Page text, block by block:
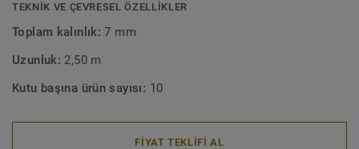
TEKNIK VE ÇEVRESEL ÖZELLIKLER
Toplam kalınlık:7 mm
Uzunluk: 2,50 m
Kutu başına ürün sayısı: 10
FİYAT TEKLİFİ AL